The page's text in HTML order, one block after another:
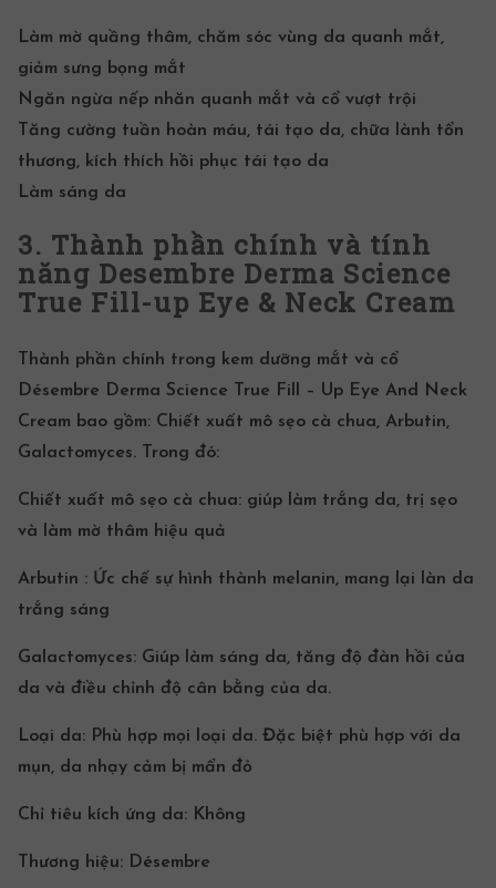
Làm mờ quầng thâm, chăm sóc vùng da quanh mắt,
giảm sưng bọng mắt
Ngăn ngừa nếp nhăn quanh mắt và cổ vượt trội
Tăng cường tuần hoàn máu, tái tạo da, chữa lành tổn
thương, kích thích hồi phục tái tạo da
Làm sáng da
3. Thành phần chính và tính
năng Desembre Derma Science
True Fill-up Eye & Neck Cream
Thành phần chính trong kem dưỡng mắt và cổ
Désembre Derma Science True Fill – Up Eye And Neck
Cream bao gồm: Chiết xuất mô sẹo cà chua, Arbutin,
Galactomyces. Trong đó:
Chiết xuất mô sẹo cà chua: giúp làm trắng da, trị sẹo
và làm mờ thâm hiệu quả
Arbutin : Ức chế sự hình thành melanin, mang lại làn da
trắng sáng
Galactomyces: Giúp làm sáng da, tăng độ đàn hồi của
da và điều chỉnh độ cân bằng của da.
Loại da: Phù hợp mọi loại da. Đặc biệt phù hợp với da
mụn, da nhạy cảm bị mẩn đỏ
Chỉ tiêu kích ứng da: Không
Thương hiệu: Désembre